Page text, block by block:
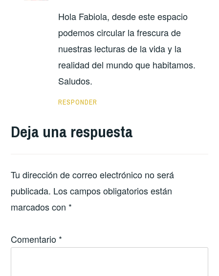
Hola Fabiola, desde este espacio
podemos circular la frescura de
nuestras lecturas de la vida y la
realidad del mundo que habitamos.
Saludos.
RESPONDER
Deja una respuesta
Tu dirección de correo electrónico no será
publicada. Los campos obligatorios están
marcados con *
Comentario *